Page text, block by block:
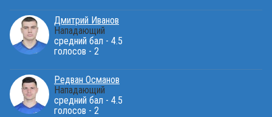
Дмитрий Иванов
Нападающий
средний бал - 4.5
голосов - 2
Редван Османов
Нападающий
средний бал - 4.5
голосов - 2